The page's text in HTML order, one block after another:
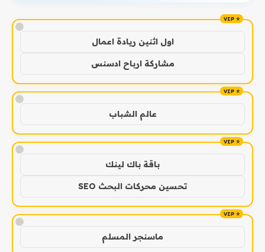
!
اول اثنين ريادة اعمال
مشاركة ارباح ادسنس
!
عالم الشباب
!
باقة باك لينك
تحسين محركات البحث SEO
!
ماسنجر المسلم